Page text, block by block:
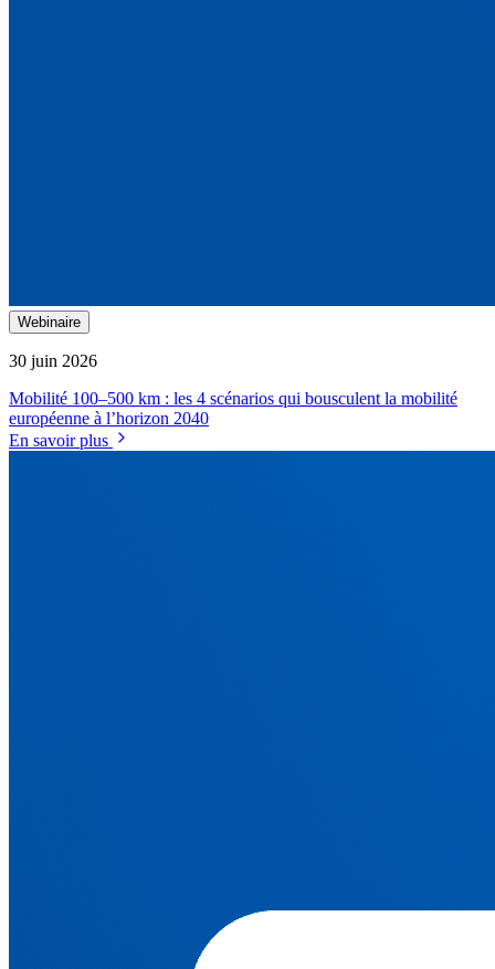
Webinaire
30 juin 2026
Mobilité 100–500 km : les 4 scénarios qui bousculent la mobilité
européenne à l’horizon 2040
En savoir plus